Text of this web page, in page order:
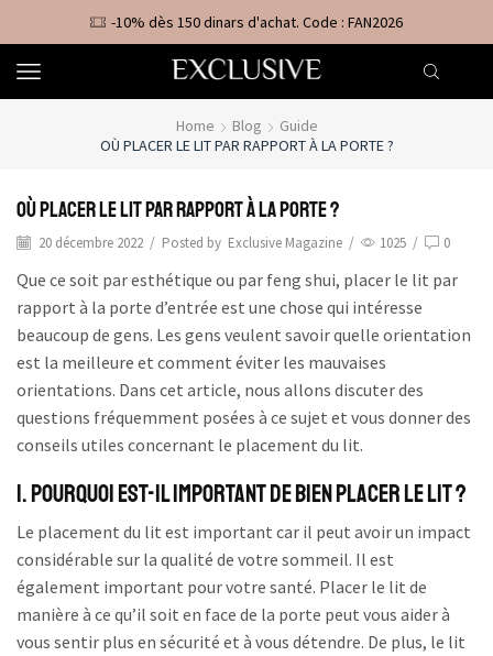
-10% dès 150 dinars d'achat. Code : FAN2026
Home Blog
Guide
OÙ PLACER LE LIT PAR RAPPORT À LA PORTE ?
Où Placer le Lit Par Rapport à la Porte ?
20 décembre 2022 / Posted by Exclusive Magazine / 1025 / 0
Que ce soit par esthétique ou par feng shui, placer le lit par
rapport à la porte d’entrée est une chose qui intéresse
beaucoup de gens. Les gens veulent savoir quelle orientation
est la meilleure et comment éviter les mauvaises
orientations. Dans cet article, nous allons discuter des
questions fréquemment posées à ce sujet et vous donner des
conseils utiles concernant le placement du lit.
1. Pourquoi est-il important de bien placer le lit ?
Le placement du lit est important car il peut avoir un impact
considérable sur la qualité de votre sommeil. Il est
également important pour votre santé. Placer le lit de
manière à ce qu’il soit en face de la porte peut vous aider à
vous sentir plus en sécurité et à vous détendre. De plus, le lit